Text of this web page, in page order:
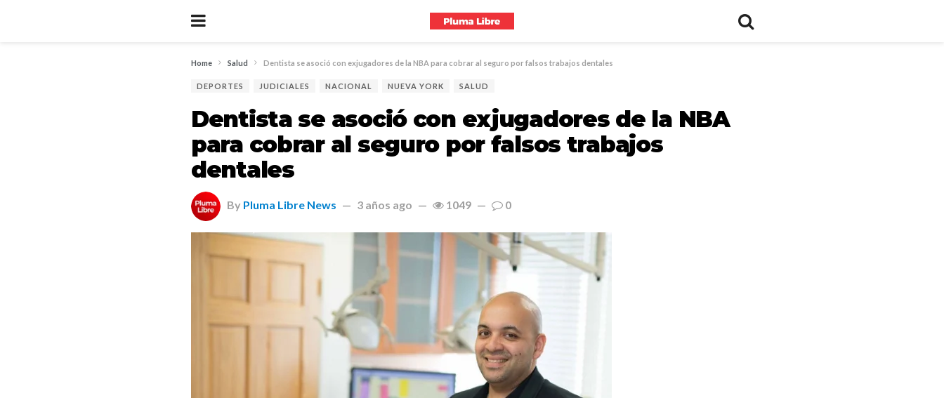
Home Salud Dentista se asoció con exjugadores de la NBA para cobrar al seguro por falsos trabajos dentales
DEPORTES JUDICIALES NACIONAL NUEVA YORK SALUD
Dentista se asoció con exjugadores de la NBA
para cobrar al seguro por falsos trabajos
dentales
By Pluma Libre News 3 años ago 1049 0